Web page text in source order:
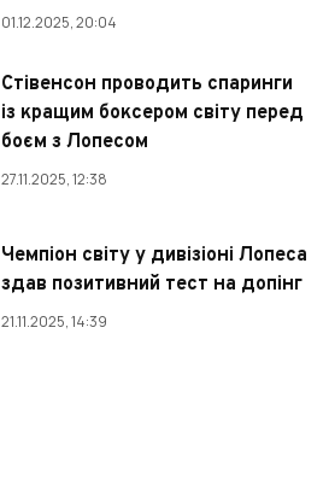
01.12.2025, 20:04
Стівенсон проводить спаринги
із кращим боксером світу перед
боєм з Лопесом
27.11.2025, 12:38
Чемпіон світу у дивізіоні Лопеса
здав позитивний тест на допінг
21.11.2025, 14:39